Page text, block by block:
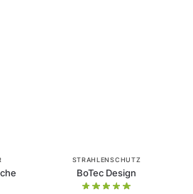
STRAHLENSCHUTZ
BoTec Design